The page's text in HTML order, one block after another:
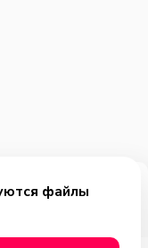
файлы